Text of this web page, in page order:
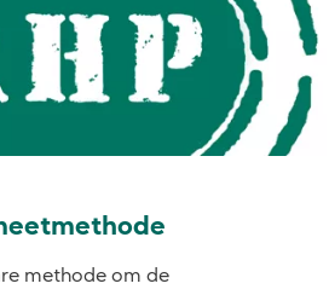
methode om de